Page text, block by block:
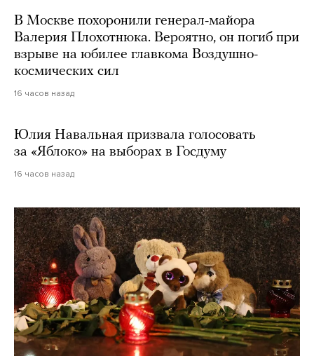
В Москве похоронили генерал-майора
Валерия Плохотнюка. Вероятно, он погиб при
взрыве на юбилее главкома Воздушно-
космических сил
16 часов назад
Юлия Навальная призвала голосовать
за «Яблоко» на выборах в Госдуму
16 часов назад